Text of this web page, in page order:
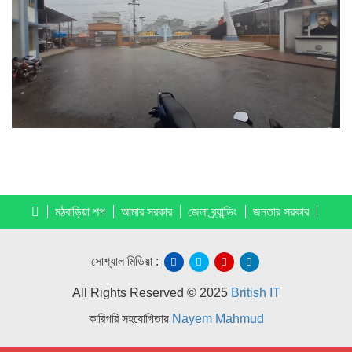
মঠবাড়িয়া শপ আমার সরকার জেলা ব্র্যান্ডিং জনতার সরকার
সোশ্যাল মিডিয়া :
All Rights Reserved © 2025 British IT
কারিগরি সহযোগিতায় Nayem Mahmud